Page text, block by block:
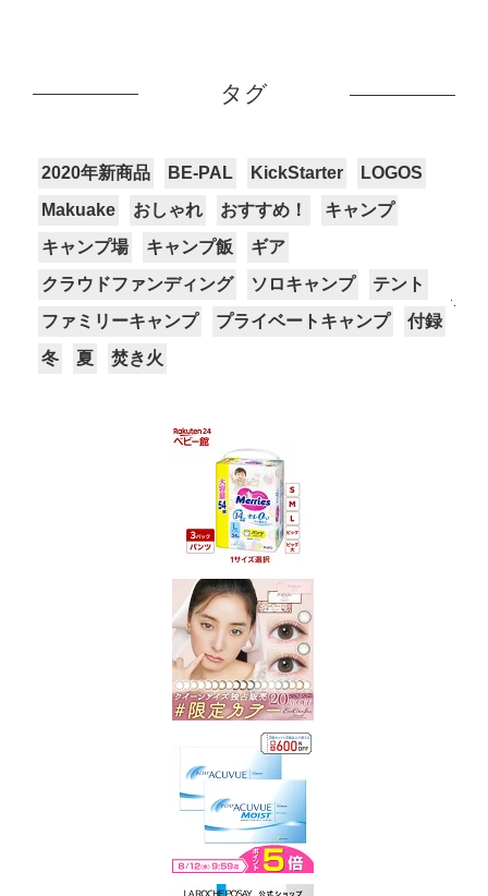
タグ
2020年新商品 BE-PAL KickStarter
LOGOS
Makuake
おしゃれ おすすめ！
キャンプ
キャンプ場
キャンプ飯
ギア
クラウドファンディング
ソロキャンプ
テント
ファミリーキャンプ
プライベートキャンプ
付録
冬
夏 焚き火